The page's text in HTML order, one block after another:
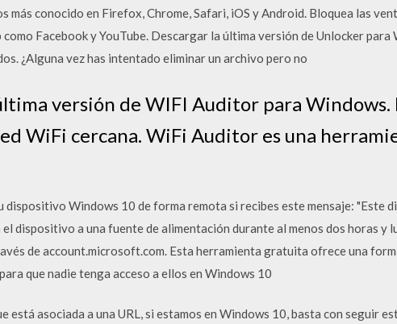
más conocido en Firefox, Chrome, Safari, iOS y Android. Bloquea las
Facebook y YouTube. Descargar la última versión de Unlocker para
¿Alguna vez has intentado eliminar un archivo pero no
versión de WIFI Auditor para
WiFi cercana. WiFi Auditor es una
dispositivo Windows 10 de forma remota si recibes este mensaje: "Este
dispositivo a una fuente de alimentación durante al menos dos horas y
de account.microsoft.com. Esta herramienta gratuita ofrece una
que nadie tenga acceso a ellos en Windows 10
está asociada a una URL, si estamos en Windows 10, basta con seguir